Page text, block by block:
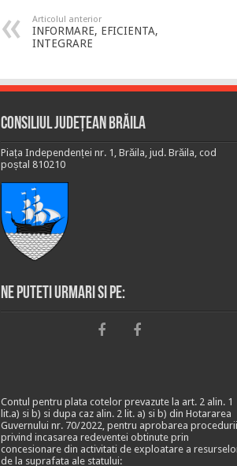
Articolul anterior
INFORMARE, EFICIENTA,
INTEGRARE
Consiliul Județean Brăila
Piața Independenței nr. 1, Brăila, jud. Brăila, cod
poștal 810210
Ne puteti urmari si pe:
Contul pentru plata cotelor prevazute la art. 2 alin. 1
lit.a) si b) si dupa caz alin. 2 lit. a) si b) din Hotararea
Guvernului nr. 70/2022, pentru aprobarea procedurii
privind incasarea redeventei obtinute prin
concesionare din activitati de exploatare a
de la suprafata ale statului: